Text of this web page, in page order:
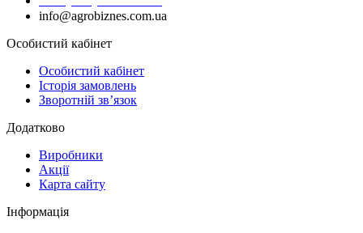
info@agrobiznes.com.ua
Особистий кабінет
Особистий кабінет
Історія замовлень
Зворотній зв’язок
Додатково
Виробники
Акції
Карта сайту
Інформація